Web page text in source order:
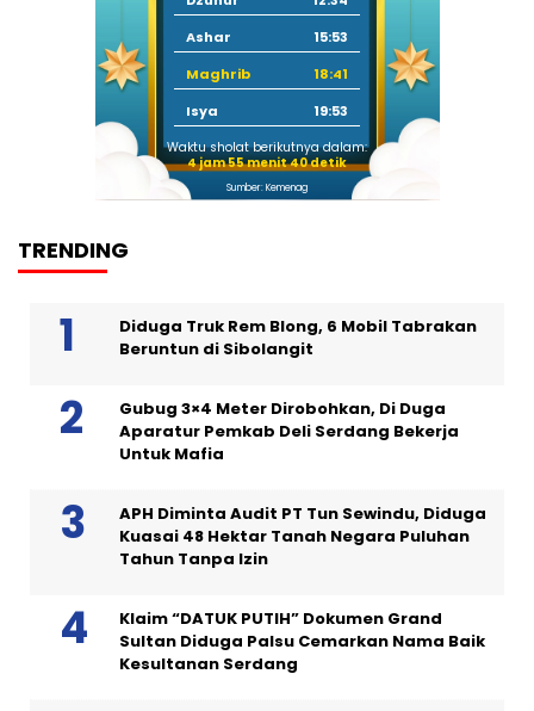
Ashar
15:53
Maghrib
18:41
Isya
19:53
Waktu sholat berikutnya dalam:
4 jam 55 menit 39 detik
Sumber: Kemenag
TRENDING
Diduga Truk Rem Blong, 6 Mobil Tabrakan
Beruntun di Sibolangit
Gubug 3×4 Meter Dirobohkan, Di Duga
Aparatur Pemkab Deli Serdang Bekerja
Untuk Mafia
APH Diminta Audit PT Tun Sewindu, Diduga
Kuasai 48 Hektar Tanah Negara Puluhan
Tahun Tanpa Izin
Klaim “DATUK PUTIH” Dokumen Grand
Sultan Diduga Palsu Cemarkan Nama Baik
Kesultanan Serdang